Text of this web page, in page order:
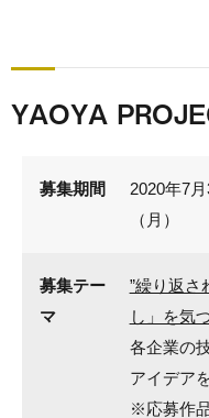
YAOYA
募集期間
2020年7
（月）
募集テー
マ
”繰り返さ
し」を気
各企業の
アイデア
※応募作